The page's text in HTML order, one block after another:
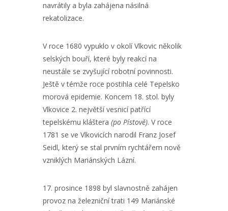
navrátily a byla zahájena násilná
rekatolizace.
V roce 1680 vypuklo v okolí Vlkovic několik
selských bouří, které byly reakcí na
neustále se zvyšující robotní povinnosti.
Ještě v témže roce postihla celé Tepelsko
morová epidemie. Koncem 18. stol. byly
Vlkovice 2. největší vesnicí patřící
tepelskému kláštera (po Pístově). V roce
1781 se ve Vlkovicích narodil Franz Josef
Seidl, který se stal prvním rychtářem nově
vzniklých Mariánských Lázní.
17. prosince 1898 byl slavnostně zahájen
provoz na železniční trati 149 Mariánské